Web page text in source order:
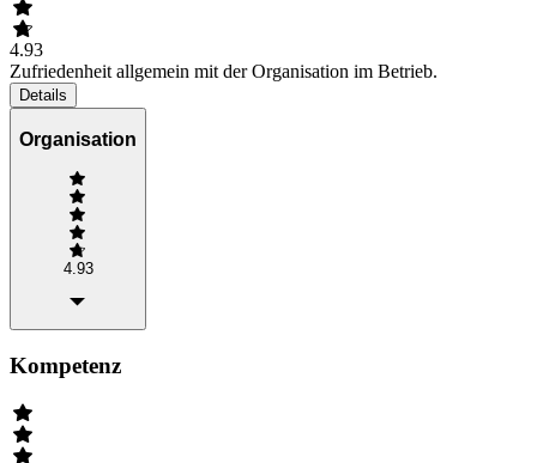
4.93
Zufriedenheit allgemein mit der Organisation im Betrieb.
Details
Organisation
4.93
Kompetenz